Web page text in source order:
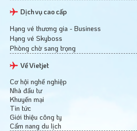
Dịch vụ cao cấp
Hạng vé thương gia - Business
Hạng vé Skyboss
Phòng chờ sang trọng
Về Vietjet
Cơ hội nghề nghiệp
Nhà đầu tư
Khuyến mại
Tin tức
Giới thiệu công ty
Cẩm nang du lịch